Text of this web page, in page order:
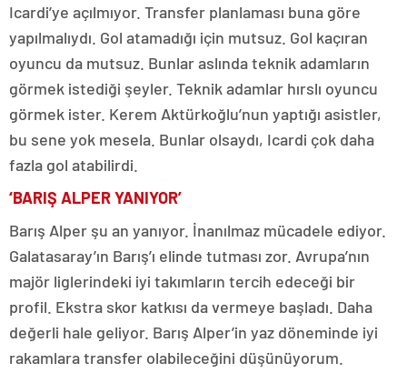
Icardi’ye açılmıyor. Transfer planlaması buna göre
yapılmalıydı. Gol atamadığı için mutsuz. Gol kaçıran
oyuncu da mutsuz. Bunlar aslında teknik adamların
görmek istediği şeyler. Teknik adamlar hırslı oyuncu
görmek ister. Kerem Aktürkoğlu’nun yaptığı asistler,
bu sene yok mesela. Bunlar olsaydı, Icardi çok daha
fazla gol atabilirdi.
‘BARIŞ ALPER YANIYOR’
Barış Alper şu an yanıyor. İnanılmaz mücadele ediyor.
Galatasaray’ın Barış’ı elinde tutması zor. Avrupa’nın
majör liglerindeki iyi takımların tercih edeceği bir
profil. Ekstra skor katkısı da vermeye başladı. Daha
değerli hale geliyor. Barış Alper’in yaz döneminde iyi
rakamlara transfer olabileceğini düşünüyorum.